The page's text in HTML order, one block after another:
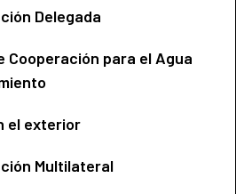
Delegada
Cooperación para el Agua
el exterior
Multilateral